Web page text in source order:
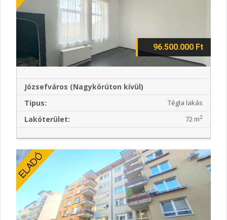
96.500.000 Ft
Józsefváros (Nagykörúton kívül)
Tipus:
Tégla lakás
Lakóterület: 72 m2